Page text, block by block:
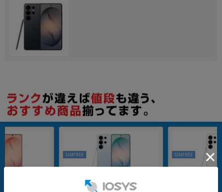
SIMFREE
Galaxy S26 Ultra SM-S948Q/DS 1TB
SIMFREE